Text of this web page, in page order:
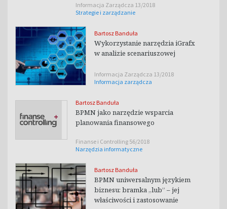
Informacja Zarządcza 13/2018
Strategie i zarządzanie
Bartosz Banduła
Wykorzystanie narzędzia iGrafx
w analizie scenariuszowej
Informacja Zarządcza 13/2018
Informacja zarządcza
Bartosz Banduła
BPMN jako narzędzie wsparcia
planowania finansowego
Finanse i Controlling 56/2018
Narzędzia informatyczne
Bartosz Banduła
BPMN uniwersalnym językiem
biznesu: bramka „lub” – jej
właściwości i zastosowanie